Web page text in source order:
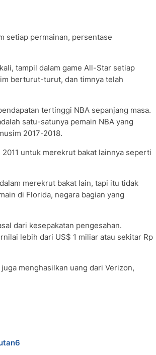
setiap permainan, persentase
tampil dalam game All-Star setiap
berturut-turut, dan timnya telah
tertinggi NBA sepanjang masa.
satu-satunya pemain NBA yang
2017-2018.
untuk merekrut bakat lainnya seperti
merekrut bakat lain, tapi itu tidak
di Florida, negara bagian yang
dari kesepakatan pengesahan.
lebih dari US$ 1 miliar atau sekitar Rp
menghasilkan uang dari Verizon,